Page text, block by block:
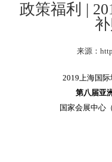
政策福利 |
来源：
2019上海国
第八届亚
国家会展中心